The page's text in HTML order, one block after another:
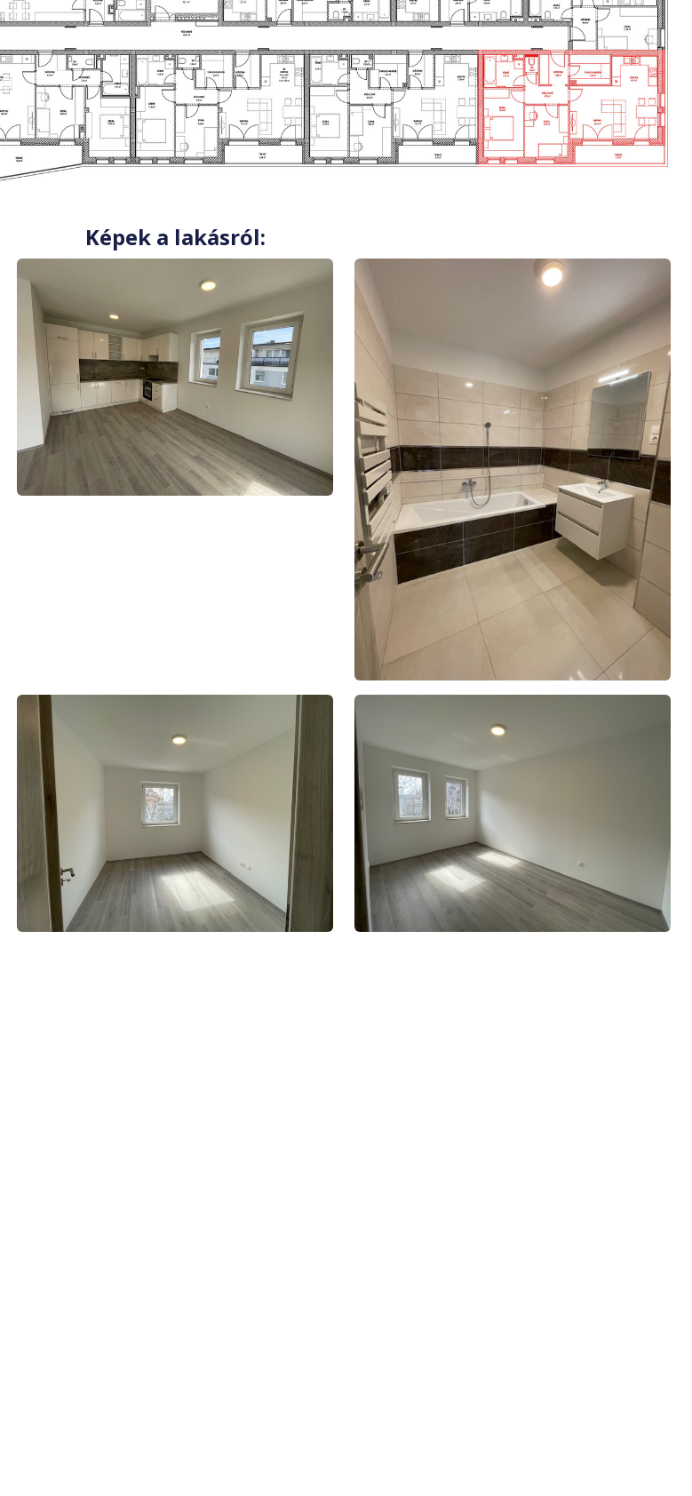
Képek a lakásról: